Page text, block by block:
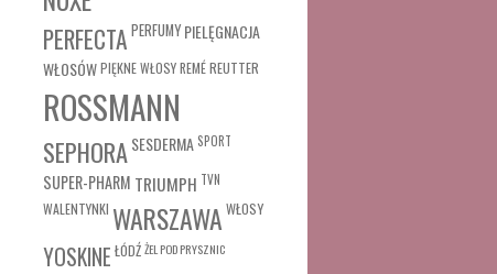
PERFECTA PERFUMY PIELĘGNACJA
WŁOSÓWPIĘKNE WŁOSYREMÉREUTTER
ROSSMANN
SEPHORASESDERMA SPORT
SUPER-PHARM TRIUMPH TVN
WALENTYNKI WARSZAWA WŁOSY
YOSKINE ŁÓDŹŻEL POD PRYSZNIC